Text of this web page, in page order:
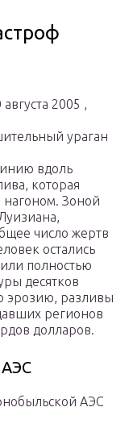
2005 ,
ураган
вдоль
которая
Зоной
число жертв
остались
полностью
десятков
эрозию, разливы
регионов
долларов.
АЭС